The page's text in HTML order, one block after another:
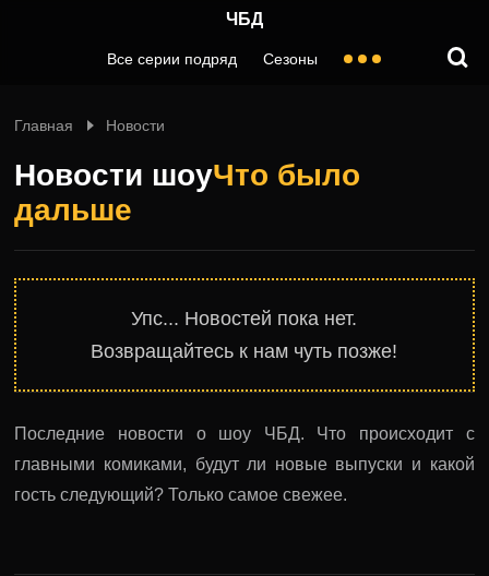
ЧБД
Все серии подряд Сезоны
Главная Новости
Новости шоуЧто было
дальше
Упс... Новостей пока нет.
Возвращайтесь к нам чуть позже!
Последние новости о шоу ЧБД. Что происходит с
главными комиками, будут ли новые выпуски и какой
гость следующий? Только самое свежее.